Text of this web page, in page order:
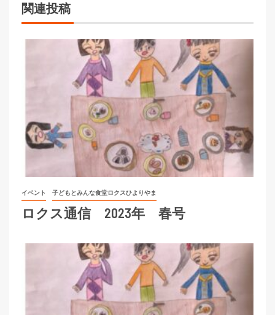
関連投稿
イベント 子どもとみんな食堂ロクスひよりやま
ロクス通信 2023年 春号